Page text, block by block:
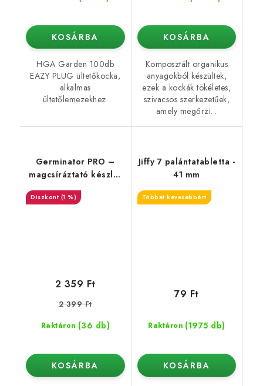
KOSÁRBA
HGA Garden 100db
EAZY PLUG ültetőkocka,
alkalmas
ültetőlemezekhez.
KOSÁRBA
Komposztált organikus
anyagokból készültek,
ezek a kockák tökéletes,
szivacsos szerkezetűek,
amely megőrzi...
Germinator PRO –
magcsíráztató készlet
(1 %)
Raktáron (36 db)
2 359 Ft
2 399 Ft
KOSÁRBA
Jiffy 7 palántatabletta -
41 mm
Többet kevesebbért
Raktáron (1975 db)
79 Ft
KOSÁRBA